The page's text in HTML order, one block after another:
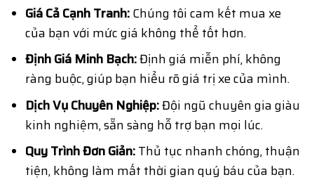
Giá Cả Cạnh Tranh:Chúng tôi cam kết mua xe
của bạn với mức giá không thể tốt hơn.
Định Giá Minh Bạch:Định giá miễn phí, không
ràng buộc, giúp bạn hiểu rõ giá trị xe của mình.
Dịch Vụ Chuyên Nghiệp:Đội ngũ chuyên gia giàu
kinh nghiệm, sẵn sàng hỗ trợ bạn mọi lúc.
Quy Trình Đơn Giản:Thủ tục nhanh chóng, thuận
tiện, không làm mất thời gian quý báu của bạn.